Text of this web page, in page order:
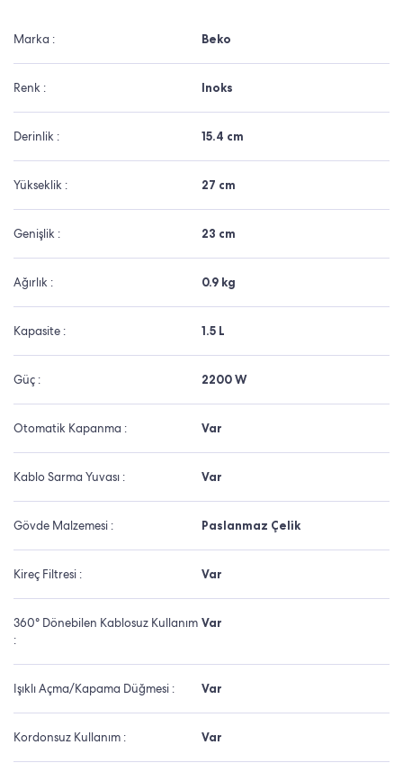
Marka : Beko
Renk : Inoks
Derinlik : 15.4 cm
Yükseklik : 27 cm
Genişlik : 23 cm
Ağırlık : 0.9 kg
Kapasite : 1.5 L
Güç : 2200 W
Otomatik Kapanma : Var
Kablo Sarma Yuvası : Var
Gövde Malzemesi : Paslanmaz Çelik
Kireç Filtresi : Var
360° Dönebilen Kablosuz Kullanım
:
Var
Işıklı Açma/Kapama Düğmesi : Var
Kordonsuz Kullanım : Var